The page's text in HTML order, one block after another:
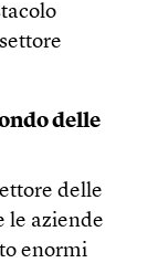
delle
delle
le aziende
enormi